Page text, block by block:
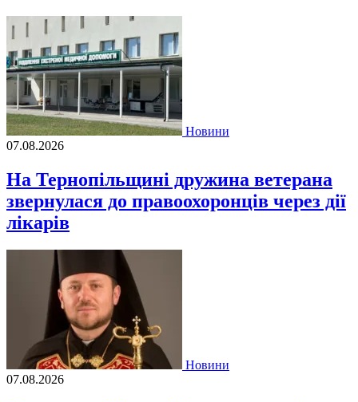
Новини
07.08.2026
На Тернопільщині дружина ветерана
звернулася до правоохоронців через дії
лікарів
Новини
07.08.2026